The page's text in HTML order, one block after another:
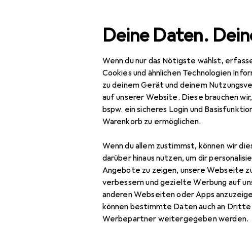
Deine Daten.
Wenn du nur das Nötigste wählst,
Cookies und ähnlichen Technologien
zu deinem Gerät und deinem
auf unserer Website. Diese brauchen
bspw. ein sicheres Login und
Warenkorb zu ermöglichen.
Wenn du allem zustimmst, können wir
darüber hinaus nutzen, um dir
Angebote zu zeigen, unsere Webseite
verbessern und gezielte Werbung auf
anderen Webseiten oder Apps
können bestimmte Daten auch an Dritte
Werbepartner weitergegeben werden.
Navigation nach Kategorien
1.